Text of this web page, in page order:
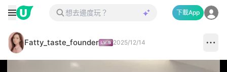
下載App
Fatty_taste_founder 2025/12/14